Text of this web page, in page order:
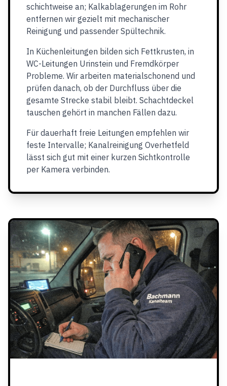
schichtweise an; Kalkablagerungen im Rohr
entfernen wir gezielt mit mechanischer
Reinigung und passender Spültechnik.
In Küchenleitungen bilden sich Fettkrusten, in
WC-Leitungen Urinstein und Fremdkörper
Probleme. Wir arbeiten materialschonend und
prüfen danach, ob der Durchfluss über die
gesamte Strecke stabil bleibt. Schachtdeckel
tauschen gehört in manchen Fällen dazu.
Für dauerhaft freie Leitungen empfehlen wir
feste Intervalle; Kanalreinigung Overhetfeld
lässt sich gut mit einer kurzen Sichtkontrolle
per Kamera verbinden.